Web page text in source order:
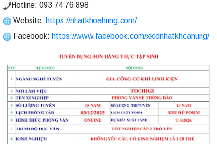
Hotline: 093 74 76 898
Website: https://nhatkhoahung.com/
Facebook: https://www.facebook.com/xkldnhatkhoahung/